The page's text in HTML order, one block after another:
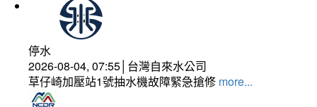
停水
2026-08-04, 07:55│台灣自來水公司
草仔崎加壓站1號抽水機故障緊急搶修 more...